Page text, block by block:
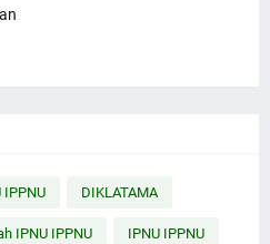
IPPNU DIKLATAMA
IPNU IPPNU IPNU IPPNU